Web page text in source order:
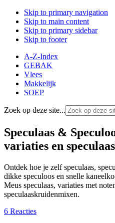
Skip to primary navigation
Skip to main content
Skip to primary sidebar
Skip to footer
A-Z-Index
GEBAK
Vlees
Makkelijk
SOEP
Zoek op deze site...
Speculaas &
variaties en
Ontdek hoe je zelf speculaas,
dikke speculoos en snelle
Meus speculaas, variaties met
speculaaskruidenmixen.
6 Reacties